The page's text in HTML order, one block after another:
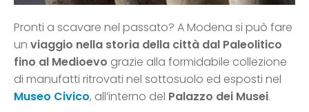
Pronti a scavare nel passato? A Modena si può fare
un viaggio nella storia della città dal Paleolitico
fino al Medioevo grazie alla formidabile collezione
di manufatti ritrovati nel sottosuolo ed esposti nel
Museo Civico, all’interno del Palazzo dei Musei.